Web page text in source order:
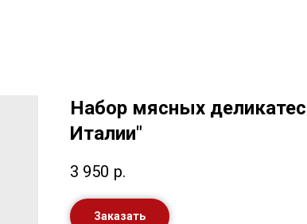
Набор мясных
Италии"
3 950 р.
Заказать